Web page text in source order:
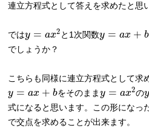
連立方程式として答えを求めたと思
ではy = ax2 と1次関数y = ax + b
でしょうか？
こちらも同様に連立方程式として求
y = ax + bをそのままy = ax2のy
式になると思います。この形になっ
で交点を求めることが出来ます。